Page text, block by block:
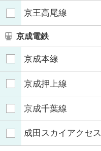
京王高尾線
京成電鉄
京成本線
京成押上線
京成千葉線
成田スカイアクセス